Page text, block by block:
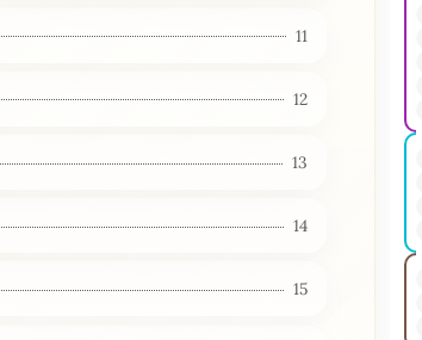
11
12
13
14
15